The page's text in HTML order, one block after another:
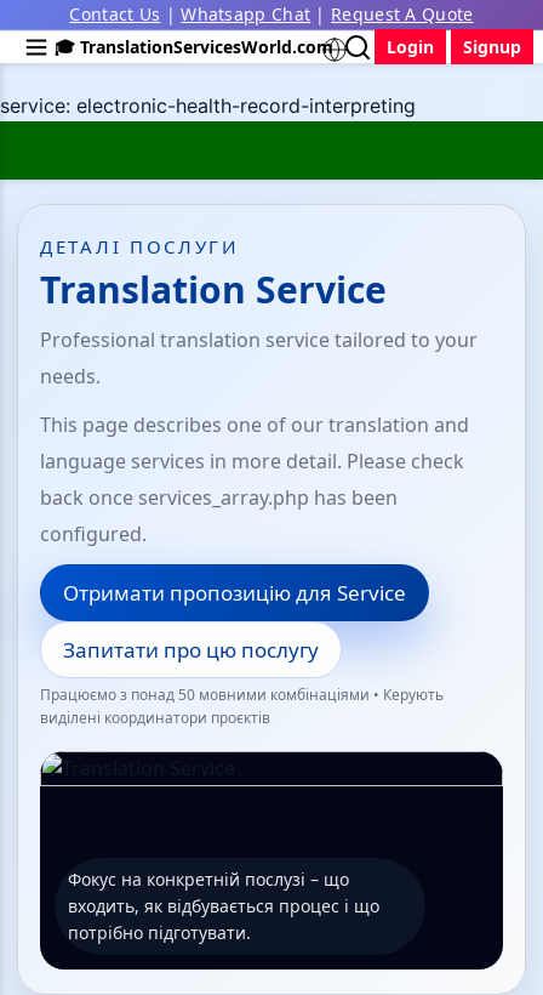
service: electronic-health-record-interpreting
Contact Us |Whatsapp Chat | Request A Quote
🎓 TranslationServicesWorld.com
Login Signup
ДЕТАЛІ ПОСЛУГИ
Translation Service
Professional translation service tailored to your
needs.
This page describes one of our translation and
language services in more detail. Please check
back once services_array.php has been
configured.
Отримати пропозицію для Service
Запитати про цю послугу
Працюємо з понад 50 мовними комбінаціями • Керують
виділені координатори проєктів
Фокус на конкретній послузі – що
входить, як відбувається процес і що
потрібно підготувати.